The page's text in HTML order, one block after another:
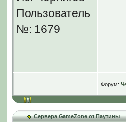
Пользователь
№: 1679
Форум:
Сервера GameZone от Паутины